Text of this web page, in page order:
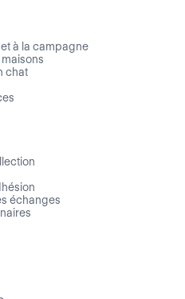
à la campagne
chat
échanges